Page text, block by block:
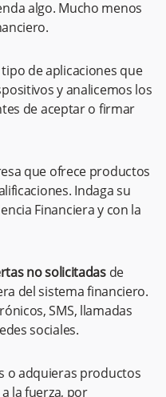
algo. Mucho menos
de aplicaciones que
y analicemos los
de aceptar o firmar
que ofrece productos
Indaga su
Financiera y con la
no solicitadasde
del sistema financiero.
SMS, llamadas
sociales.
o adquieras productos
la fuerza, por